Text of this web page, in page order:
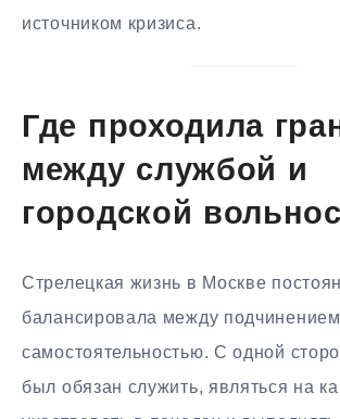
источником кризиса.
Где проходила
между службой и
городской
Стрелецкая жизнь в Москве
балансировала между
самостоятельностью. С одной
был обязан служить, являться на